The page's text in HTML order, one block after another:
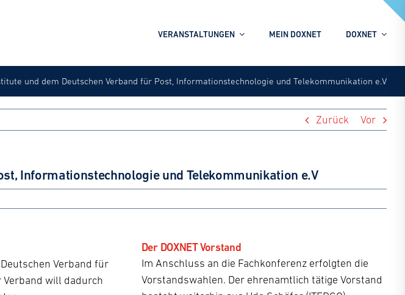
VERANSTALTUNGEN
Unsere Veranstaltungen
gesamten Spektrum der
herstellerneutralen und europäischen
Fachverbandes.
MEIN DOXNET DOXNET
und dem Deutschen Verband für Post, Informationstechnologie und Telekommunikation e.V
Zurück Vor
Informationstechnologie und Telekommunikation e.V
Verband für
Verband will dadurch
Der DOXNET Vorstand
Im Anschluss an die Fachkonferenz erfolgten die
Vorstandswahlen. Der ehrenamtlich tätige Vorstand